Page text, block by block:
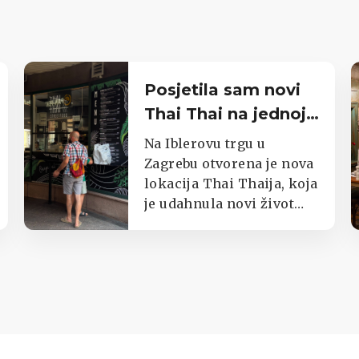
Posjetila sam novi
Thai Thai na jednoj
od najprometnijih
zagrebačkih
lokacija
Na Iblerovu trgu u
Zagrebu otvorena je nova
lokacija Thai Thaija, koja
je udahnula novi život